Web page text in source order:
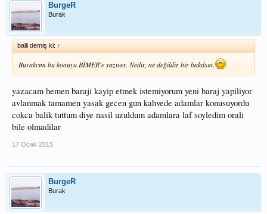
BurgeR
Burak
balli demiş ki: ↑
Burakcım bu konuyu BİMER'e yazıver. Nedir, ne değildir bir bakılsın.
yazacam hemen baraji kayip etmek istemiyorum yeni baraj yapiliyor
avlanmak tamamen yasak gecen gun kahvede adamlar konusuyordu
cokca balik tuttum diye nasil uzuldum adamlara laf soyledim orali
bile olmadilar
17 Ocak 2015
BurgeR
Burak